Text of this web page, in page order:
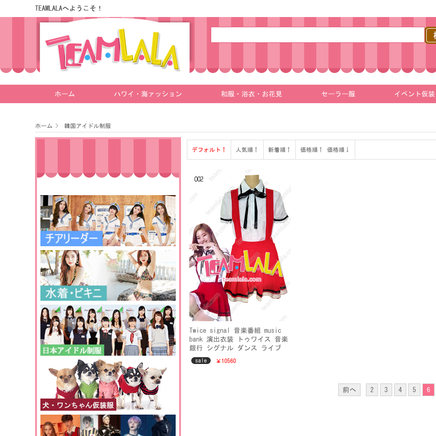
TEAMLALAへようこそ！
ホーム ハワイ・海ァッション 和服・浴衣・お花見 セーラー服 イベント仮装
ホーム > 韓国アイドル制服
デフォルト↑ 人気順↑ 新着順↑ 価格順↑ 価格順↓
Twice signal 音楽番組 music
bank 演出衣装 トゥワイス 音楽
銀行 シグナル ダンス ライブ
sale ￥10560
前へ 2 3 4 5 6